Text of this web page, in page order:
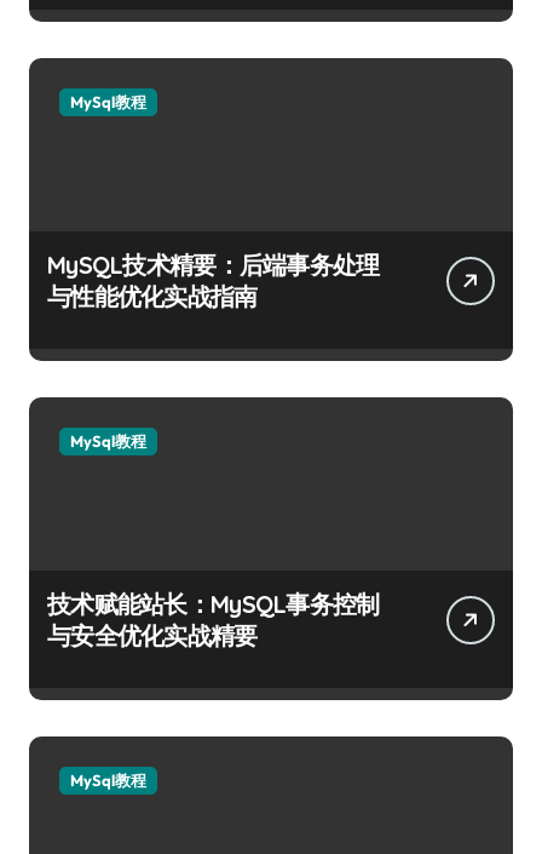
MySql教程
MySQL技术精要：后端事务处理
与性能优化实战指南
MySql教程
技术赋能站长：MySQL事务控制
与安全优化实战精要
MySql教程